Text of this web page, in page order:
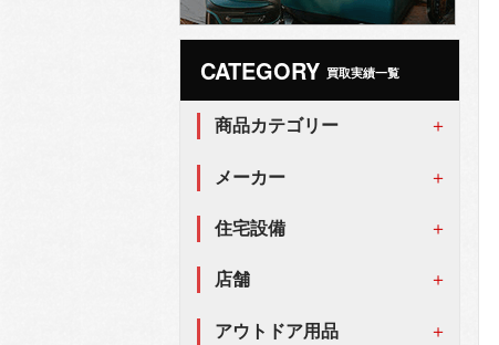
CATEGORY 買取実績一覧
商品カテゴリー
メーカー
住宅設備
店舗
アウトドア用品